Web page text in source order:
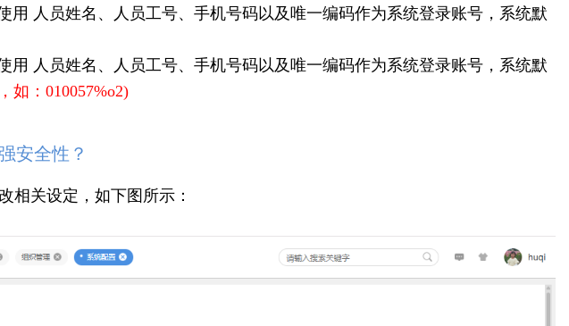
用 人员姓名、人员工号、手机号码以及唯一编码作为系统登录账号，系统默
用 人员姓名、人员工号、手机号码以及唯一编码作为系统登录账号，系统默
如：010057%o2)
安全性？
相关设定，如下图所示：